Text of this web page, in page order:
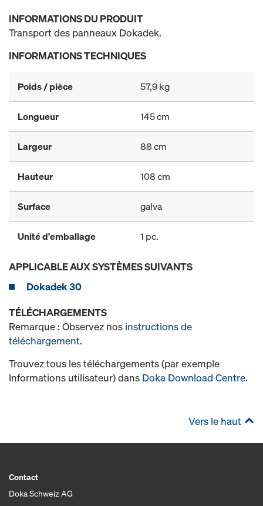
INFORMATIONS DU PRODUIT
Transport des panneaux Dokadek.
INFORMATIONS TECHNIQUES
Poids / pièce 57,9 kg
Longueur 145 cm
Largeur 88 cm
Hauteur 108 cm
Surface galva
Unité d'emballage 1 pc.
APPLICABLE AUX SYSTÈMES SUIVANTS
Dokadek 30
TÉLÉCHARGEMENTS
Remarque : Observez nos instructions de
téléchargement.
Trouvez tous les téléchargements (par exemple
Informations utilisateur) dans Doka Download Centre.
Vers le haut
Contact
Doka Schweiz AG